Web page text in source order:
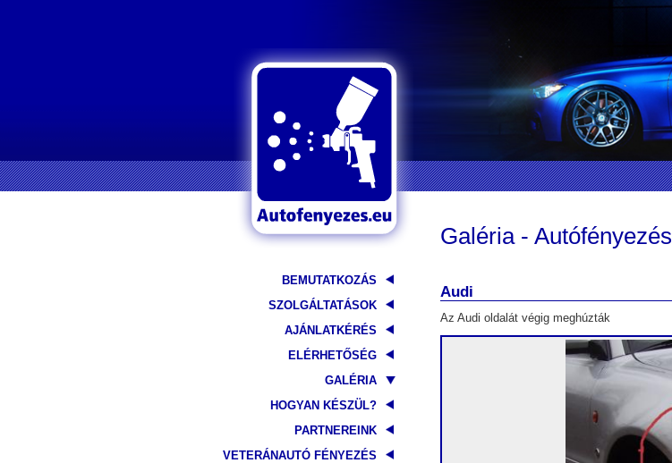
BEMUTATKOZÁS
SZOLGÁLTATÁSOK
AJÁNLATKÉRÉS
ELÉRHETŐSÉG
GALÉRIA
HOGYAN KÉSZÜL?
PARTNEREINK
VETERÁNAUTÓ FÉNYEZÉS
Galéria - Autófényezés
Audi
Az Audi oldalát végig meghúzták